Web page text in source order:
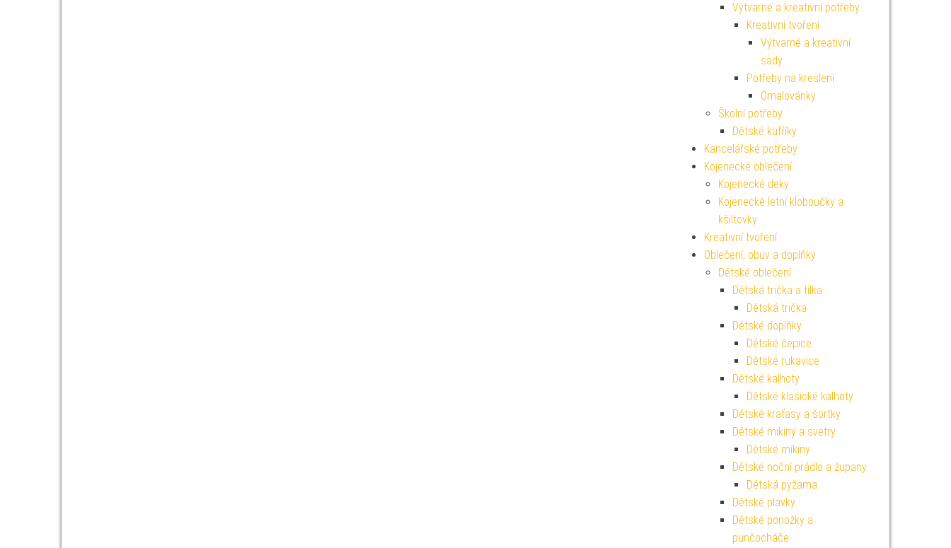
Výtvarné a kreativní potřeby
Kreativní tvoření
Výtvarné a kreativní
sady
Potřeby na kreslení
Omalovánky
Školní potřeby
Dětské kufříky
Kancelářské potřeby
Kojenecké oblečení
Kojenecké deky
Kojenecké letní kloboučky a
kšiltovky
Kreativní tvoření
Oblečení, obuv a doplňky
Dětské oblečení
Dětská trička a tílka
Dětská trička
Dětské doplňky
Dětské čepice
Dětské rukavice
Dětské kalhoty
Dětské klasické kalhoty
Dětské kraťasy a šortky
Dětské mikiny a svetry
Dětské mikiny
Dětské noční prádlo a župany
Dětská pyžama
Dětské plavky
Dětské ponožky a
punčocháče